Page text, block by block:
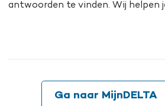
antwoorden te vinden. Wij helpen
Ga naar MijnDELTA